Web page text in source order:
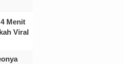
Menit
Viral